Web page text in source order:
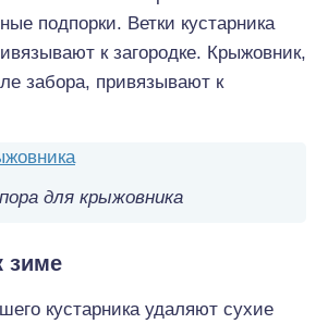
подпорки. Ветки кустарника
к загородке. Крыжовник,
забора, привязывают к
для крыжовника
зиме
кустарника удаляют сухие